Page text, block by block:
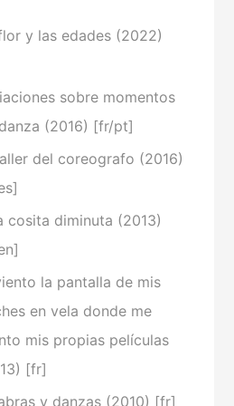
y las edades (2022)
sobre momentos
(2016) [fr/pt]
del coreografo (2016)
cosita diminuta (2013)
la pantalla de mis
en vela donde me
mis propias películas
[fr]
y danzas (2010) [fr]